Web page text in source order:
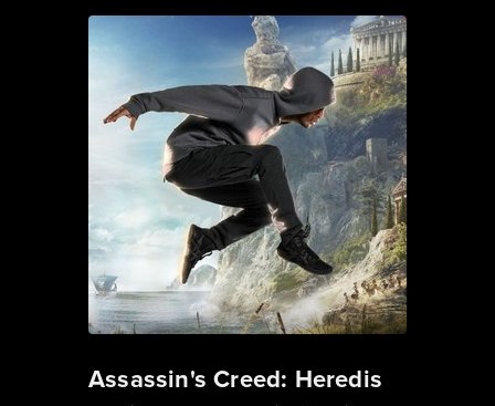
Assassin's Creed: Heredis